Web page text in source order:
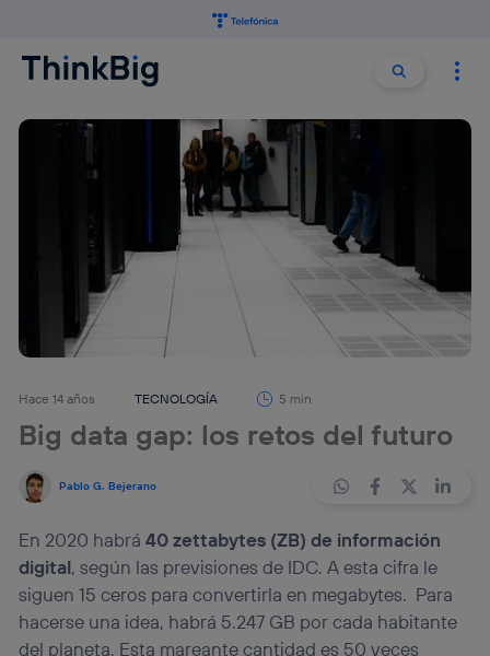
Buscar
Hace 14 años TECNOLOGÍA 5 min
Big data gap: los retos del futuro
Pablo G. Bejerano
En 2020 habrá40 zettabytes (ZB) de información
digital, según las previsiones de IDC. A esta cifra le
siguen 15 ceros para convertirla en megabytes. Para
hacerse una idea, habrá 5.247 GB por cada habitante
del planeta. Esta mareante cantidad es 50 veces